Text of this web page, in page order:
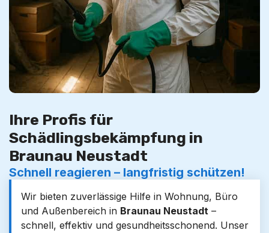
Ihre Profis für
Schädlingsbekämpfung in
Braunau Neustadt
Schnell reagieren – langfristig schützen!
Wir bieten zuverlässige Hilfe in Wohnung, Büro
und Außenbereich in Braunau Neustadt –
schnell, effektiv und gesundheitsschonend. Unser